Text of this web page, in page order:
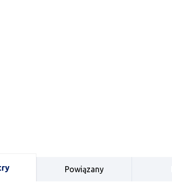
Powiązany